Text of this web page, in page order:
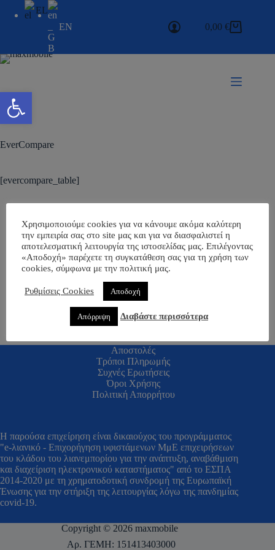
Ανοίξτε τη γραμμή εργαλείων
EL
EN
0,00€
EverCompare
[evercompare_table]
Αποστολές
Τρόποι Πληρωμής
Συχνές Ερωτήσεις
Όροι Χρήσης
Πολιτική Απορρήτου
H παρούσα επιχείρηση είναι δικαιούχος του προγράμματος
"e-λιανικό - Επιχορήγηση υφιστάμενων ΜμΕ επιχειρήσεων
του κλάδου του λιανεμπορίου για την ανάπτυξη, αναβάθμιση
και διαχείριση ηλεκτρονικού καταστήματος" από το ΕΣΠΑ
2014-2020 με τη χρηματοδοτική συνδρομή της Ευρωπαϊκή
Ένωσης για την στήριξη της λειτουργίας λόγω της πανδημίας
covid-19.
Copyright © 2026 maxmobile
Αρ. ΓΕΜΗ: 151413403000
Χρησιμοποιούμε cookies για να κάνουμε ακόμα καλύτερη
την εμπειρία σας στο site μας και για να διασφαλιστεί η
αποτελεσματική λειτουργία της ιστοσελίδας μας. Επιλέγοντας
«Αποδοχή» παρέχετε τη συγκατάθεση σας για τη χρήση των
cookies, σύμφωνα με την πολιτική μας.
Ρυθμίσεις Cookies Αποδοχή
Απόρριψη Διαβάστε περισσότερα